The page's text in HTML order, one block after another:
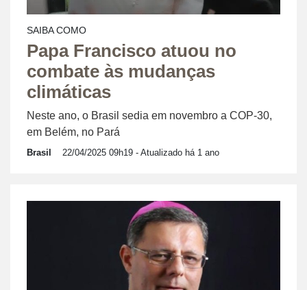
SAIBA COMO
Papa Francisco atuou no
combate às mudanças
climáticas
Neste ano, o Brasil sedia em novembro a COP-30,
em Belém, no Pará
Brasil 22/04/2025 09h19 - Atualizado há 1 ano